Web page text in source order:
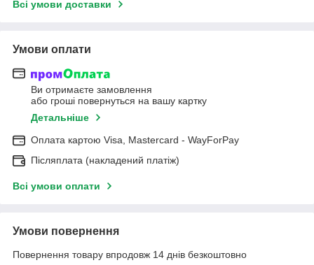
Всі умови доставки
Умови оплати
Ви отримаєте замовлення
або гроші повернуться на вашу картку
Детальніше
Оплата картою Visa, Mastercard - WayForPay
Післяплата (накладений платіж)
Всі умови оплати
Умови повернення
Повернення товару впродовж 14 днів безкоштовно